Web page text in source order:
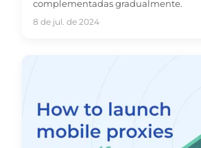
complementadas gradualmente.
8 de jul. de 2024